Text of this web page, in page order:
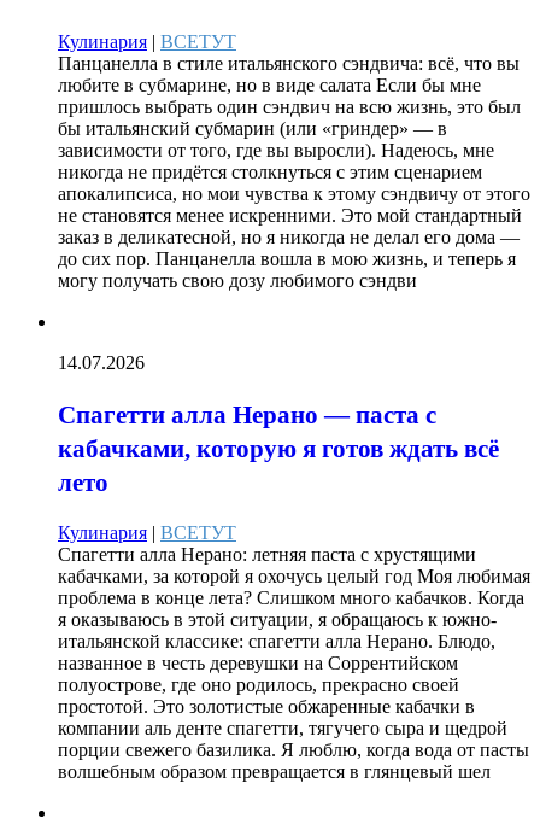
Кулинария | ВСЕТУТ
Панцанелла в стиле итальянского сэндвича: всё, что вы
любите в субмарине, но в виде салата Если бы мне
пришлось выбрать один сэндвич на всю жизнь, это был
бы итальянский субмарин (или «гриндер» — в
зависимости от того, где вы выросли). Надеюсь, мне
никогда не придётся столкнуться с этим сценарием
апокалипсиса, но мои чувства к этому сэндвичу от этого
не становятся менее искренними. Это мой стандартный
заказ в деликатесной, но я никогда не делал его дома —
до сих пор. Панцанелла вошла в мою жизнь, и теперь я
могу получать свою дозу любимого сэндви
14.07.2026
Спагетти алла Нерано — паста с
кабачками, которую я готов ждать всё
лето
Кулинария | ВСЕТУТ
Спагетти алла Нерано: летняя паста с хрустящими
кабачками, за которой я охочусь целый год Моя любимая
проблема в конце лета? Слишком много кабачков. Когда
я оказываюсь в этой ситуации, я обращаюсь к южно-
итальянской классике: спагетти алла Нерано. Блюдо,
названное в честь деревушки на Соррентийском
полуострове, где оно родилось, прекрасно своей
простотой. Это золотистые обжаренные кабачки в
компании аль денте спагетти, тягучего сыра и щедрой
порции свежего базилика. Я люблю, когда вода от пасты
волшебным образом превращается в глянцевый шел